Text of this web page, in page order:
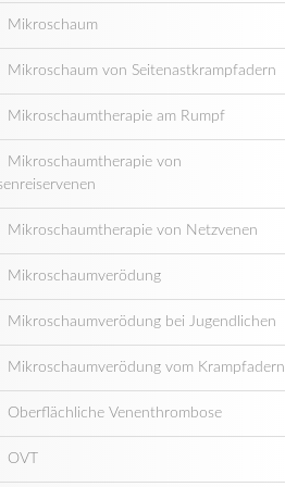
Mikroschaum
Mikroschaum von Seitenastkrampfadern
Mikroschaumtherapie am Rumpf
Mikroschaumtherapie von
Mikroschaumtherapie von Netzvenen
Mikroschaumverödung
Mikroschaumverödung bei Jugendlichen
Mikroschaumverödung vom Krampfadern
Oberflächliche Venenthrombose
OVT